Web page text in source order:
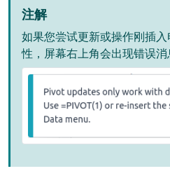
注解
如果您尝试更新或操作刚插
性，屏幕右上角会出现错误消